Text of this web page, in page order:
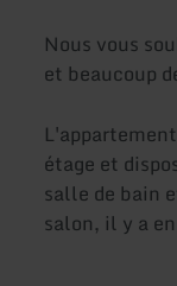
Nous vous
et beaucoup
étage et
salle de bain
salon, il y a